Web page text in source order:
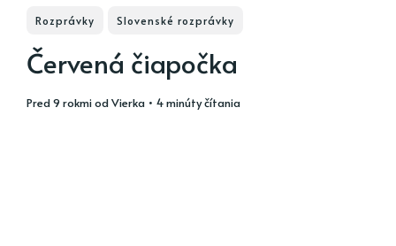
Rozprávky Slovenské rozprávky
Červená čiapočka
pred 9 rokmiodVierka • 4 minúty čítania